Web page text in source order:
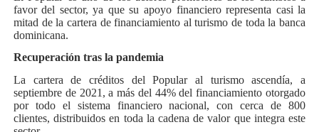
favor del sector, ya que su apoyo financiero representa casi la
mitad de la cartera de financiamiento al turismo de toda la banca
dominicana.
Recuperación tras la pandemia
La cartera de créditos del Popular al turismo ascendía, a
septiembre de 2021, a más del 44% del financiamiento otorgado
por todo el sistema financiero nacional, con cerca de 800
clientes, distribuidos en toda la cadena de valor que integra este